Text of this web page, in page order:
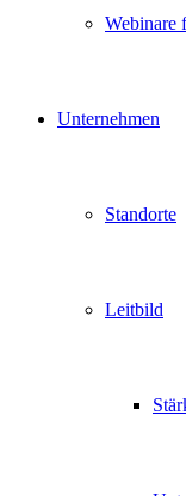
Webinare
Unternehmen
Standorte
Leitbild